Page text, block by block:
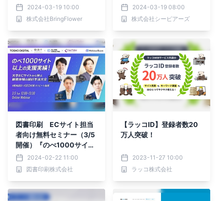
ール「BringRitera(リテ
ラ）」
2024-03-19 10:00
株式会社BringFlower
ンツマーケティングやSE
Oのノウハウ、手法を公開
2024-03-19 08:00
株式会社シーピアーズ
図書印刷 ECサイト担当
者向け無料セミナー（3/5
開催）『のべ1000サイト
以上の支援実績！大手EC
サイトから学ぶ顧客体験の
設計手法大全』に登壇
2024-02-22 11:00
図書印刷株式会社
【ラッコID】登録者数20
万人突破！
2023-11-27 10:00
ラッコ株式会社